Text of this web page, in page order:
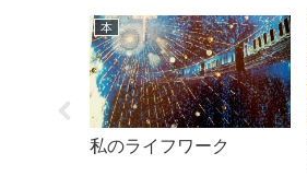
本
私のライフワーク